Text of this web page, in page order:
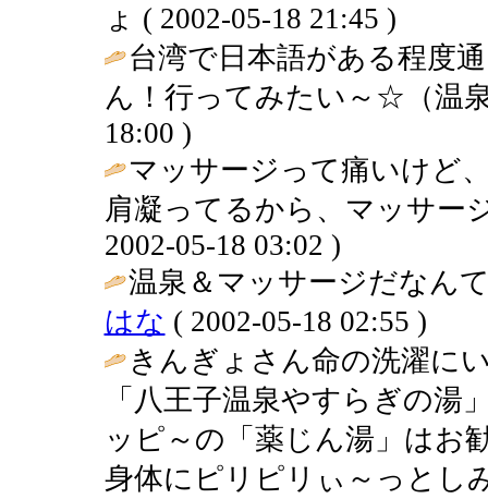
ょ ( 2002-05-18 21:45 )
台湾で日本語がある程度
ん！行ってみたい～☆（
18:00 )
マッサージって痛いけど
肩凝ってるから、マッサー
2002-05-18 03:02 )
温泉＆マッサージだなん
はな ( 2002-05-18 02:55 )
きんぎょさん命の洗濯に
「八王子温泉やすらぎの
ッピ～の「薬じん湯」はお
身体にピリピリぃ～っとし